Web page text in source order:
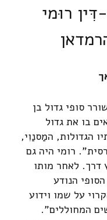
רוּמי
סופי גדול בן
בו את גדול
הגדולות, המַסנַוִי,
רומי היה גם
דרך. לאחר מותו
הנודע
על שמו וידוע
המחוללים".